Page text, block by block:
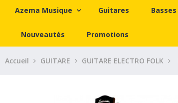
Azema Musique Guitares Basses
Nouveautés Promotions
Accueil GUITARE GUITARE ELECTRO FOLK